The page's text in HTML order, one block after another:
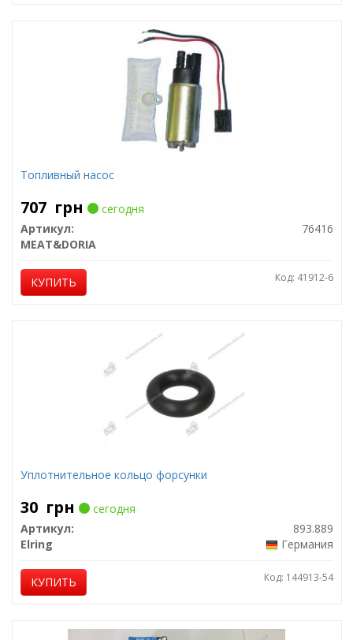
Топливный насос
707 грн
сегодня
Артикул:
76416
MEAT&DORIA
КУПИТЬ Код: 41912-6
Уплотнительное кольцо форсунки
30 грн
сегодня
Артикул:
893.889
Elring
Германия
КУПИТЬ Код: 144913-54